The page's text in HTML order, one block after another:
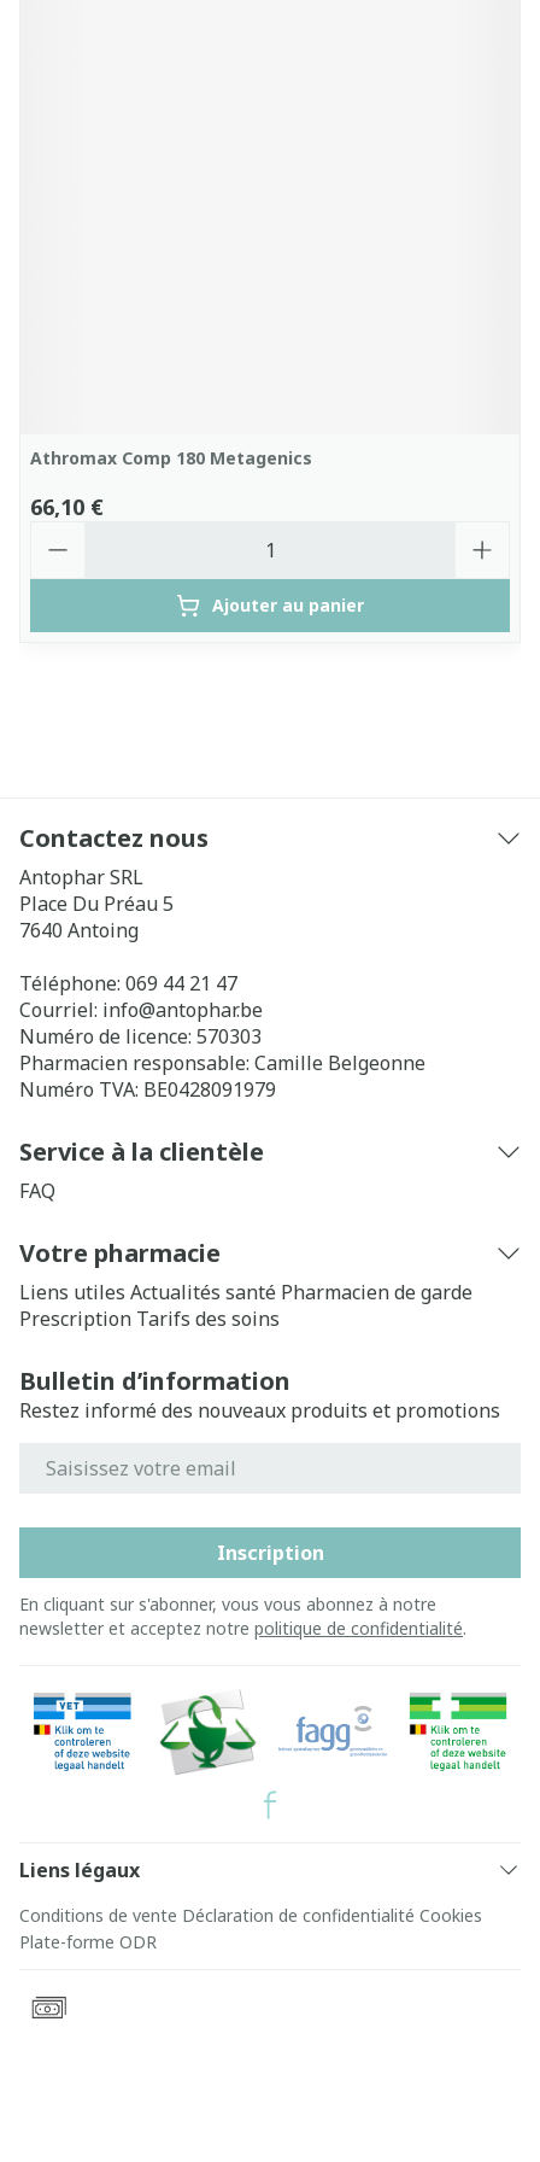
Athromax Comp 180 Metagenics
66,10 €
Ajouter au panier
Contactez nous
Antophar SRL
Place Du Préau 5
7640 Antoing
Téléphone: 069 44 21 47
Courriel: info@antophar.be
Numéro de licence: 570303
Pharmacien responsable: Camille Belgeonne
Numéro TVA: BE0428091979
Service à la clientèle
FAQ
Votre pharmacie
Liens utiles Actualités santé Pharmacien de garde
Prescription Tarifs des soins
Bulletin d’information
Restez informé des nouveaux produits et promotions
Inscription
En cliquant sur s'abonner, vous vous abonnez à notre
newsletter et acceptez notre politique de confidentialité.
Liens légaux
Conditions de vente Déclaration de confidentialité Cookies
Plate-forme ODR